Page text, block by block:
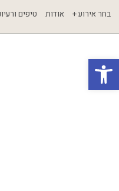
פתח סרגל
בחר אירוע + אודות טיפים